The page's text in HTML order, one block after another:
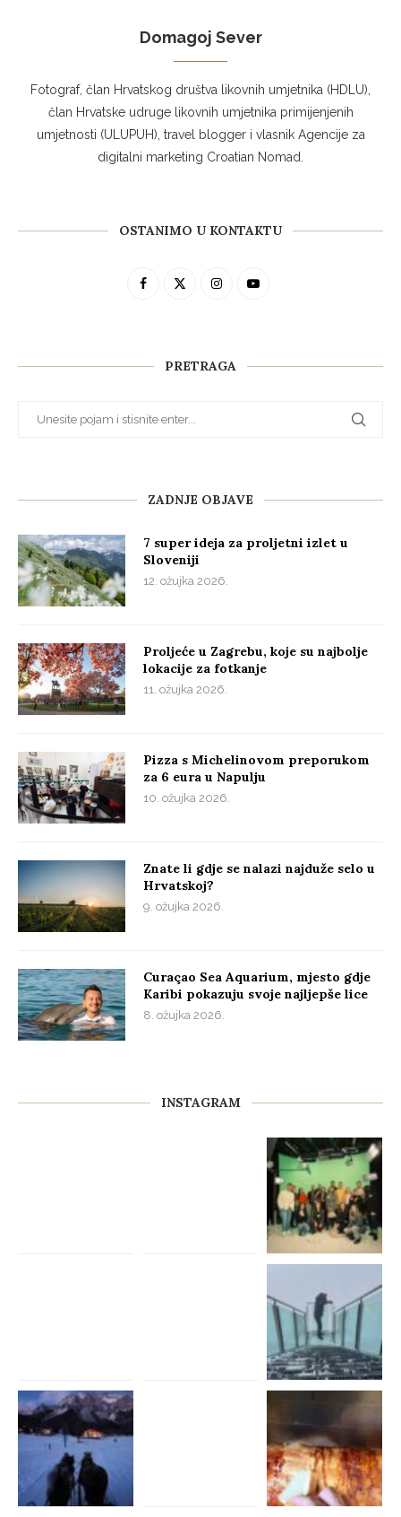
Domagoj Sever
Fotograf, član Hrvatskog društva likovnih umjetnika (HDLU),
član Hrvatske udruge likovnih umjetnika primijenjenih
umjetnosti (ULUPUH), travel blogger i vlasnik Agencije za
digitalni marketing Croatian Nomad.
OSTANIMO U KONTAKTU
PRETRAGA
ZADNJE OBJAVE
7 super ideja za proljetni izlet u
Sloveniji
12. ožujka 2026.
Proljeće u Zagrebu, koje su najbolje
lokacije za fotkanje
11. ožujka 2026.
Pizza s Michelinovom preporukom
za 6 eura u Napulju
10. ožujka 2026.
Znate li gdje se nalazi najduže selo u
Hrvatskoj?
9. ožujka 2026.
Curaçao Sea Aquarium, mjesto gdje
Karibi pokazuju svoje najljepše lice
8. ožujka 2026.
INSTAGRAM